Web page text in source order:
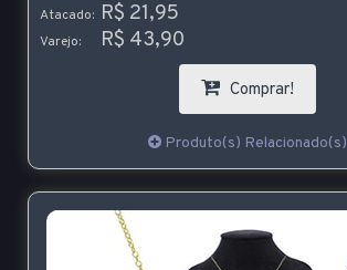
Atacado: R$ 21,95
Varejo: R$ 43,90
Comprar!
Produto(s) Relacionado(s)